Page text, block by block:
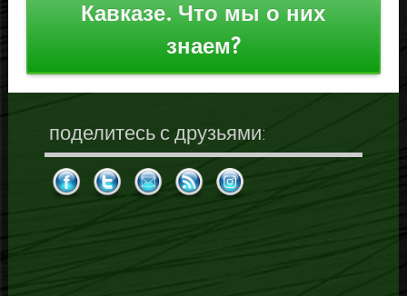
Кавказе. Что мы о них
знаем?
поделитесь с друзьями: